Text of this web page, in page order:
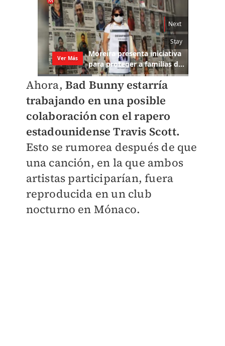
Ahora, Bad Bunny estarría
trabajando en una posible
colaboración con el rapero
estadounidense Travis Scott.
Esto se rumorea después de que
una canción, en la que ambos
artistas participarían, fuera
reproducida en un club
nocturno en Mónaco.